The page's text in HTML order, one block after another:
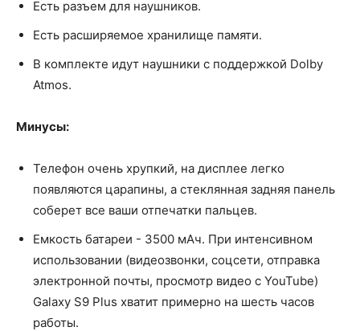
Есть разъем для наушников.
Есть расширяемое хранилище памяти.
В комплекте идут наушники с поддержкой Dolby
Atmos.
Минусы:
Телефон очень хрупкий, на дисплее легко
появляются царапины, а стеклянная задняя панель
соберет все ваши отпечатки пальцев.
Емкость батареи - 3500 мАч. При интенсивном
использовании (видеозвонки, соцсети, отправка
электронной почты, просмотр видео с YouTube)
Galaxy S9 Plus хватит примерно на шесть часов
работы.